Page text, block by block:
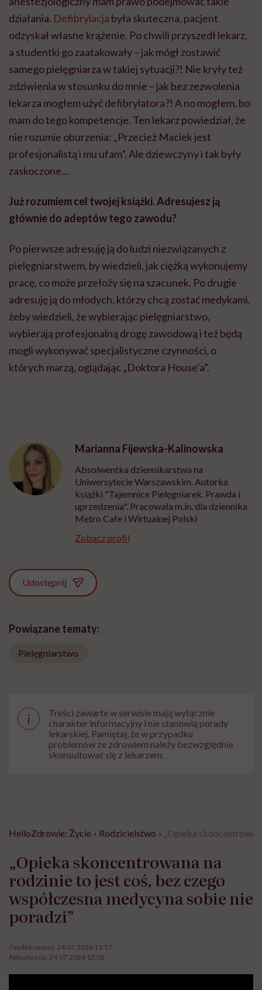
działania. Defibrylacja była skuteczna, pacjent
odzyskał własne krążenie. Po chwili przyszedł lekarz,
a studentki go zaatakowały – jak mógł zostawić
samego pielęgniarza w takiej sytuacji?! Nie kryły też
zdziwienia w stosunku do mnie – jak bez zezwolenia
lekarza mogłem użyć defibrylatora?! A no mogłem, bo
mam do tego kompetencje. Ten lekarz powiedział, że
nie rozumie oburzenia: „Przecież Maciek jest
profesjonalistą i mu ufam”. Ale dziewczyny i tak były
zaskoczone…
Już rozumiem cel twojej książki. Adresujesz ją
głównie do adeptów tego zawodu?
Po pierwsze adresuję ją do ludzi niezwiązanych z
pielęgniarstwem, by wiedzieli, jak ciężką wykonujemy
pracę, co może przełoży się na szacunek. Po drugie
adresuję ją do młodych, którzy chcą zostać medykami,
żeby wiedzieli, że wybierając pielęgniarstwo,
wybierają profesjonalną drogę zawodową i też będą
mogli wykonywać specjalistyczne czynności, o
których marzą, oglądając „Doktora House’a”.
Marianna Fijewska-Kalinowska
Absolwentka dziennikarstwa na
Uniwersytecie Warszawskim. Autorka
książki "Tajemnice Pielęgniarek. Prawda i
uprzedzenia". Pracowała m.in. dla dziennika
Metro Cafe i Wirtualnej Polski
Zobacz profil
Udostępnij
Powiązane tematy:
Pielęgniarstwo
i
Treści zawarte w serwisie mają wyłącznie
charakter informacyjny i nie stanowią porady
lekarskiej. Pamiętaj, że w przypadku
problemów ze zdrowiem należy bezwzględnie
skonsultować się z lekarzem.
HelloZdrowie: Życie › Rodzicielstwo › „Opieka
„Opieka skoncentrowana na
rodzinie to jest coś, bez czego
współczesna medycyna sobie nie
poradzi”
Opublikowano: 24.07.2026 11:57
Aktualizacja: 24.07.2026 12:02